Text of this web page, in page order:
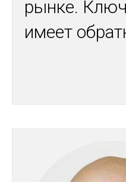
рынке.
имеет